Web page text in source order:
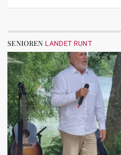
SENIOREN LANDET RUNT